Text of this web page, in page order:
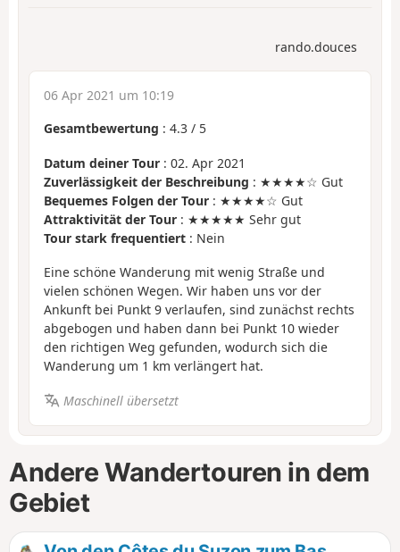
rando.douces
06 Apr 2021 um 10:19
Gesamtbewertung : 4.3 / 5
Datum deiner Tour : 02. Apr 2021
Zuverlässigkeit der Beschreibung : ★★★★☆ Gut
Bequemes Folgen der Tour : ★★★★☆ Gut
Attraktivität der Tour : ★★★★★ Sehr gut
Tour stark frequentiert : Nein
Eine schöne Wanderung mit wenig Straße und
vielen schönen Wegen. Wir haben uns vor der
Ankunft bei Punkt 9 verlaufen, sind zunächst rechts
abgebogen und haben dann bei Punkt 10 wieder
den richtigen Weg gefunden, wodurch sich die
Wanderung um 1 km verlängert hat.
Maschinell übersetzt
Andere Wandertouren in dem
Gebiet